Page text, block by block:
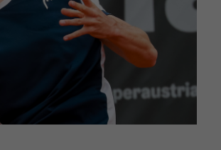
Einstellungen, falls der
Betreiber dies eingestellt hat.